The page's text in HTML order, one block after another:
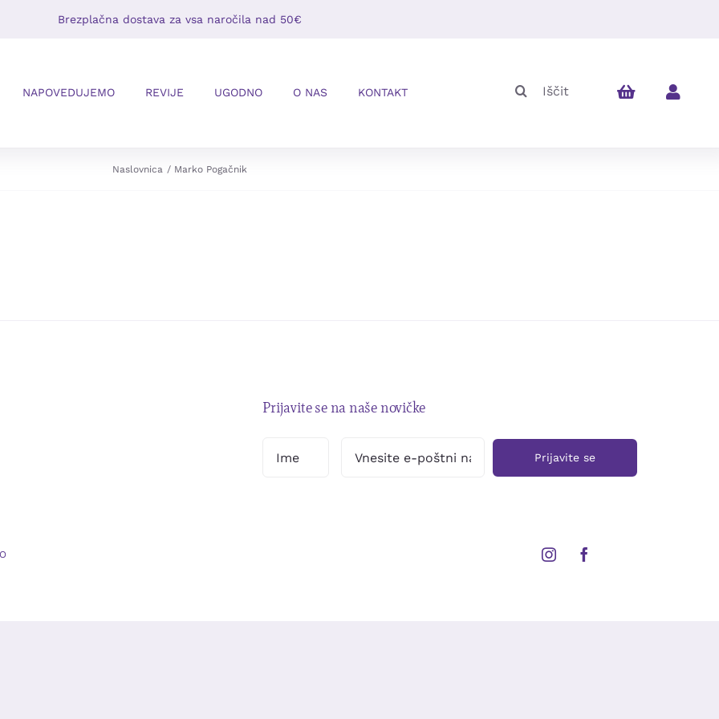
Brezplačna dostava za vsa naročila nad 50€
NAPOVEDUJEMO REVIJE UGODNO O NAS KONTAKT
Naslovnica Marko Pogačnik
Prijavite se na naše novičke
Prijavite se